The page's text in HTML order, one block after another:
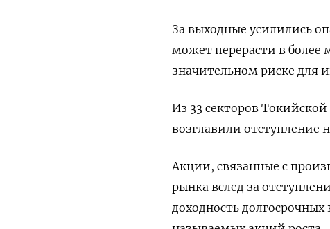
За выходные усилились
может перерасти в
значительном риске для
Из 33 секторов
возглавили отступление
Акции, связанные с
рынка вслед за
доходность